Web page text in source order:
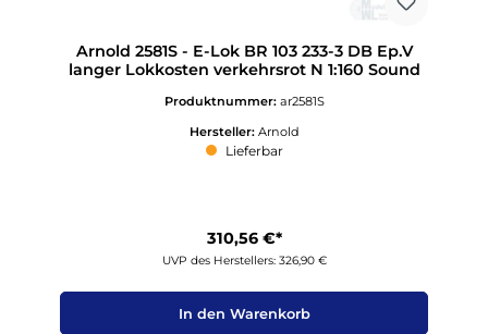
Arnold 2581S - E-Lok BR 103 233-3 DB Ep.V
langer Lokkosten verkehrsrot N 1:160 Sound
Produktnummer: ar2581S
Hersteller: Arnold
Lieferbar
310,56 €*
UVP des Herstellers: 326,90 €
In den Warenkorb